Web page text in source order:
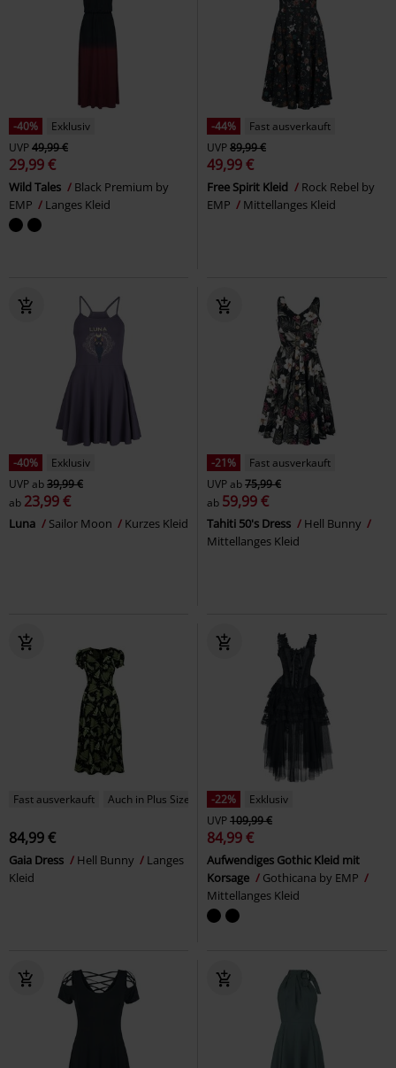
-40%
Exklusiv
UVP49,99 €
29,99 €
Wild Tales
Black Premium by
EMP
Langes Kleid
-44%
Fast ausverkauft
UVP89,99 €
49,99 €
Free Spirit Kleid
Rock Rebel by
EMP
Mittellanges Kleid
-40%
Exklusiv
UVPab39,99 €
ab 23,99 €
Luna Sailor Moon Kurzes Kleid
-21%
Fast ausverkauft
UVPab75,99 €
ab 59,99 €
Tahiti 50's Dress
Hell Bunny
Mittellanges Kleid
Fast ausverkauft Auch in Plus Size
84,99 €
Gaia Dress Hell Bunny
Langes
Kleid
-22%
Exklusiv
UVP109,99 €
84,99 €
Aufwendiges Gothic Kleid mit
Korsage
Gothicana by EMP
Mittellanges Kleid